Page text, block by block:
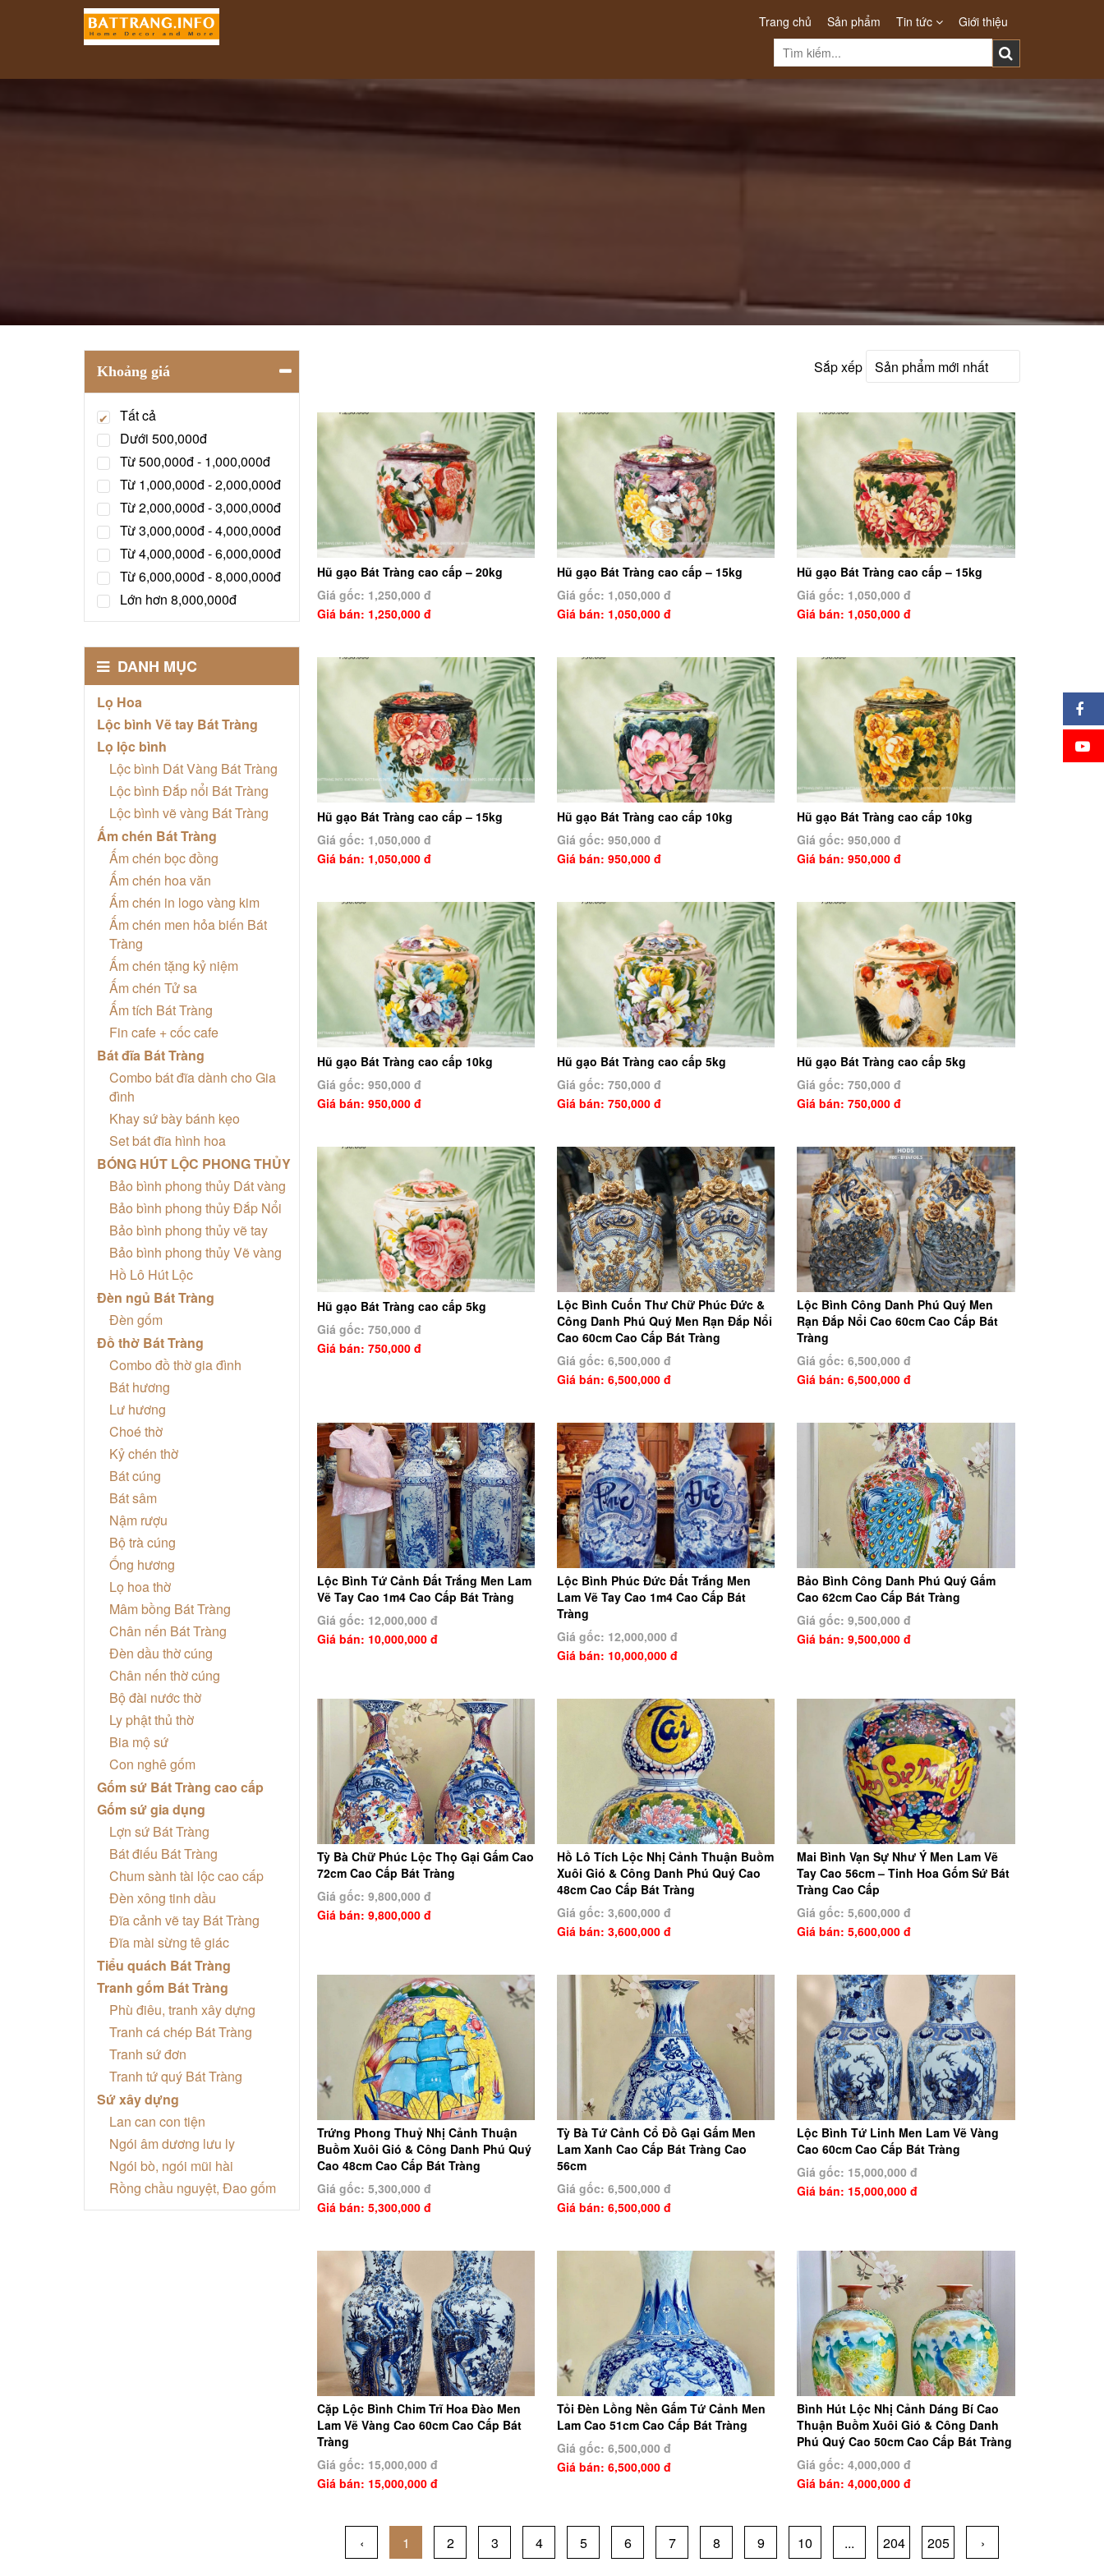
Trang chủ Sản phẩm Tin tức Giới thiệu
Sắp xếp
Hũ gạo Bát Tràng cao cấp – 20kg
Giá gốc: 1,250,000 đ
Giá bán: 1,250,000 đ
Hũ gạo Bát Tràng cao cấp – 15kg
Giá gốc: 1,050,000 đ
Giá bán: 1,050,000 đ
Hũ gạo Bát Tràng cao cấp – 15kg
Giá gốc: 1,050,000 đ
Giá bán: 1,050,000 đ
Hũ gạo Bát Tràng cao cấp – 15kg
Giá gốc: 1,050,000 đ
Giá bán: 1,050,000 đ
Hũ gạo Bát Tràng cao cấp 10kg
Giá gốc: 950,000 đ
Giá bán: 950,000 đ
Hũ gạo Bát Tràng cao cấp 10kg
Giá gốc: 950,000 đ
Giá bán: 950,000 đ
Hũ gạo Bát Tràng cao cấp 10kg
Giá gốc: 950,000 đ
Giá bán: 950,000 đ
Hũ gạo Bát Tràng cao cấp 5kg
Giá gốc: 750,000 đ
Giá bán: 750,000 đ
Hũ gạo Bát Tràng cao cấp 5kg
Giá gốc: 750,000 đ
Giá bán: 750,000 đ
Hũ gạo Bát Tràng cao cấp 5kg
Giá gốc: 750,000 đ
Giá bán: 750,000 đ
Lộc Bình Cuốn Thư Chữ Phúc Đức &
Công Danh Phú Quý Men Rạn Đắp Nổi
Cao 60cm Cao Cấp Bát Tràng
Giá gốc: 6,500,000 đ
Giá bán: 6,500,000 đ
Lộc Bình Công Danh Phú Quý Men
Rạn Đắp Nổi Cao 60cm Cao Cấp Bát
Tràng
Giá gốc: 6,500,000 đ
Giá bán: 6,500,000 đ
Lộc Bình Tứ Cảnh Đất Trắng Men Lam
Vẽ Tay Cao 1m4 Cao Cấp Bát Tràng
Giá gốc: 12,000,000 đ
Giá bán: 10,000,000 đ
Lộc Bình Phúc Đức Đất Trắng Men
Lam Vẽ Tay Cao 1m4 Cao Cấp Bát
Tràng
Giá gốc: 12,000,000 đ
Giá bán: 10,000,000 đ
Bảo Bình Công Danh Phú Quý Gấm
Cao 62cm Cao Cấp Bát Tràng
Giá gốc: 9,500,000 đ
Giá bán: 9,500,000 đ
Tỳ Bà Chữ Phúc Lộc Thọ Gại Gấm Cao
72cm Cao Cấp Bát Tràng
Giá gốc: 9,800,000 đ
Giá bán: 9,800,000 đ
Hồ Lô Tích Lộc Nhị Cảnh Thuận Buồm
Xuôi Gió & Công Danh Phú Quý Cao
48cm Cao Cấp Bát Tràng
Giá gốc: 3,600,000 đ
Giá bán: 3,600,000 đ
Mai Bình Vạn Sự Như Ý Men Lam Vẽ
Tay Cao 56cm – Tinh Hoa Gốm Sứ Bát
Tràng Cao Cấp
Giá gốc: 5,600,000 đ
Giá bán: 5,600,000 đ
Trứng Phong Thuỷ Nhị Cảnh Thuận
Buồm Xuôi Gió & Công Danh Phú Quý
Cao 48cm Cao Cấp Bát Tràng
Giá gốc: 5,300,000 đ
Giá bán: 5,300,000 đ
Tỳ Bà Tứ Cảnh Cổ Đồ Gại Gấm Men
Lam Xanh Cao Cấp Bát Tràng Cao
56cm
Giá gốc: 6,500,000 đ
Giá bán: 6,500,000 đ
Lộc Bình Tứ Linh Men Lam Vẽ Vàng
Cao 60cm Cao Cấp Bát Tràng
Giá gốc: 15,000,000 đ
Giá bán: 15,000,000 đ
Cặp Lộc Bình Chim Trĩ Hoa Đào Men
Lam Vẽ Vàng Cao 60cm Cao Cấp Bát
Tràng
Giá gốc: 15,000,000 đ
Giá bán: 15,000,000 đ
Tỏi Đèn Lồng Nền Gấm Tứ Cảnh Men
Lam Cao 51cm Cao Cấp Bát Tràng
Giá gốc: 6,500,000 đ
Giá bán: 6,500,000 đ
Bình Hút Lộc Nhị Cảnh Dáng Bí Cao
Thuận Buồm Xuôi Gió & Công Danh
Phú Quý Cao 50cm Cao Cấp Bát Tràng
Giá gốc: 4,000,000 đ
Giá bán: 4,000,000 đ
‹ 1 2 3 4 5 6 7 8 9 10 ... 204 205 ›
Khoảng giá
Tất cả
Dưới 500,000đ
Từ 500,000đ - 1,000,000đ
Từ 1,000,000đ - 2,000,000đ
Từ 2,000,000đ - 3,000,000đ
Từ 3,000,000đ - 4,000,000đ
Từ 4,000,000đ - 6,000,000đ
Từ 6,000,000đ - 8,000,000đ
Lớn hơn 8,000,000đ
DANH MỤC
Lọ Hoa
Lộc bình Vẽ tay Bát Tràng
Lọ lộc bình
Lộc bình Dát Vàng Bát Tràng
Lộc bình Đắp nổi Bát Tràng
Lộc bình vẽ vàng Bát Tràng
Ấm chén Bát Tràng
Ấm chén bọc đồng
Ấm chén hoa văn
Ấm chén in logo vàng kim
Ấm chén men hỏa biến Bát
Tràng
Ấm chén tặng kỷ niệm
Ấm chén Tử sa
Ấm tích Bát Tràng
Fin cafe + cốc cafe
Bát đĩa Bát Tràng
Combo bát đĩa dành cho Gia
đình
Khay sứ bày bánh kẹo
Set bát đĩa hình hoa
BÓNG HÚT LỘC PHONG THỦY
Bảo bình phong thủy Dát vàng
Bảo bình phong thủy Đắp Nổi
Bảo bình phong thủy vẽ tay
Bảo bình phong thủy Vẽ vàng
Hồ Lô Hút Lộc
Đèn ngủ Bát Tràng
Đèn gốm
Đồ thờ Bát Tràng
Combo đồ thờ gia đình
Bát hương
Lư hương
Choé thờ
Kỷ chén thờ
Bát cúng
Bát sâm
Nậm rượu
Bộ trà cúng
Ống hương
Lọ hoa thờ
Mâm bồng Bát Tràng
Chân nến Bát Tràng
Đèn dầu thờ cúng
Chân nến thờ cúng
Bộ đài nước thờ
Ly phật thủ thờ
Bia mộ sứ
Con nghê gốm
Gốm sứ Bát Tràng cao cấp
Gốm sứ gia dụng
Lợn sứ Bát Tràng
Bát điếu Bát Tràng
Chum sành tài lộc cao cấp
Đèn xông tinh dầu
Đĩa cảnh vẽ tay Bát Tràng
Đĩa mài sừng tê giác
Tiểu quách Bát Tràng
Tranh gốm Bát Tràng
Phù điêu, tranh xây dựng
Tranh cá chép Bát Tràng
Tranh sứ đơn
Tranh tứ quý Bát Tràng
Sứ xây dựng
Lan can con tiện
Ngói âm dương lưu ly
Ngói bò, ngói mũi hài
Rồng chầu nguyệt, Đao gốm